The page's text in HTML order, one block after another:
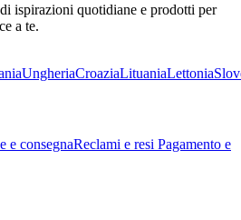
ispirazioni quotidiane e prodotti per
a te.
UngheriaCroaziaLituaniaLettonia
e consegnaReclami e resi Pagamento e